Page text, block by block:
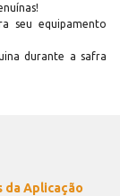
seu equipamento
durante a safra
da Aplicação